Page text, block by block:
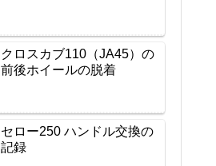
クロスカブ110（JA45）の
前後ホイールの脱着
セロー250 ハンドル交換の
記録